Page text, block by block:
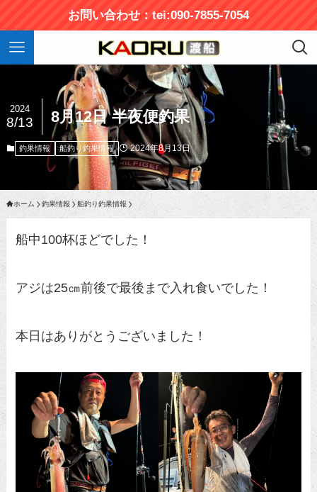
お問い合わせ：tei:090-7855-7054
8月12日 半夜便釣果
2024
8/13
釣果情報 船釣り釣果情報 2024年8月13日
ホーム 釣果情報 船釣り釣果情報
船中100杯ほどでした！
アジは25㎝前後で最後まで入れ食いでした！
本日はありがとうございました！